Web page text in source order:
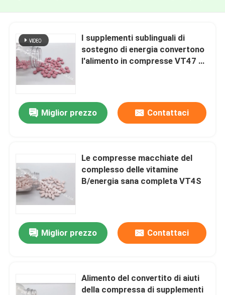
I supplementi sublinguali di
sostegno di energia convertono
l'alimento in compresse VT47 di
Miglior prezzo Contattaci
Le compresse macchiate del
complesso delle vitamine
B/energia sana completa VT4S
Miglior prezzo Contattaci
Alimento del convertito di aiuti
della compressa di supplementi